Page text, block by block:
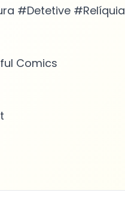
#Detetive #Relíquia
Comics